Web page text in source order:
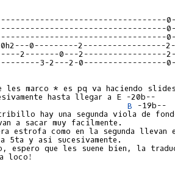
3-2---2-0-----------------
les marco * es pq va haciendo
hasta llegar a E -20b--
B -19b--
hay una segunda viola de
a sacar muy facilmente.
estrofa como en la segunda llevan
5ta y asi sucesivamente.
espero que les suene bien, la
loco!